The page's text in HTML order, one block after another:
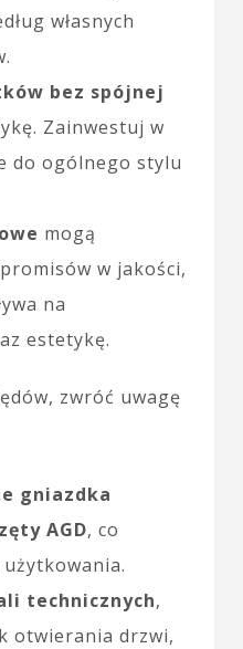
własnych
bez spójnej
Zainwestuj w
do ogólnego stylu
mogą
w jakości,
na
estetykę.
zwróć uwagę
gniazdka
AGD, co
technicznych,
otwierania drzwi,